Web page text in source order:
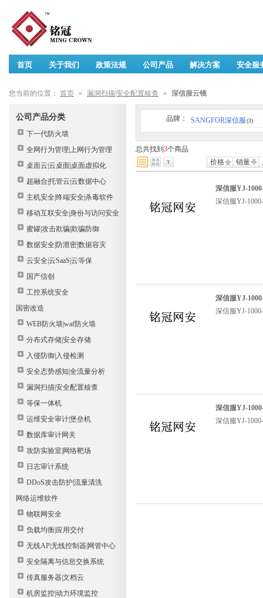
首页 关于我们 政策法规 公司产品 解决方案 安全服
您当前的位置： 首页 » 漏洞扫描|安全配置核查 » 深信服云镜
公司产品分类
下一代防火墙
全网行为管理|上网行为管理
桌面云|云桌面|桌面虚拟化
超融合|托管云|云数据中心
主机安全|终端安全|杀毒软件
移动互联安全|身份与访问安全
蜜罐|攻击欺骗|欺骗防御
数据安全|防泄密|数据容灾
云安全|云SaaS|云等保
国产信创
工控系统安全
国密改造
WEB防火墙|waf防火墙
分布式存储|安全存储
入侵防御|入侵检测
安全态势感知|全流量分析
漏洞扫描|安全配置核查
等保一体机
运维安全审计|堡垒机
数据库审计网关
攻防实验室|网络靶场
日志审计系统
DDoS攻击防护|流量清洗
网络运维软件
物联网安全
负载均衡|应用交付
无线AP|无线控制器|网管中心
安全隔离与信息交换系统
传真服务器|文档云
机房监控|动力环境监控
品牌： SANGFOR深信服(3)
总共找到 3个商品
价格
销量
深信服YJ-
深信服YJ-
深信服YJ-
深信服YJ-
深信服YJ-
深信服YJ-